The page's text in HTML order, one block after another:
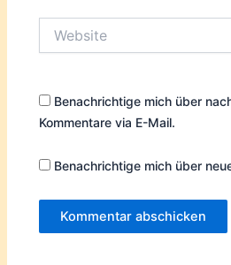
Benachrichtige mich über
Kommentare via E-Mail.
Benachrichtige mich über